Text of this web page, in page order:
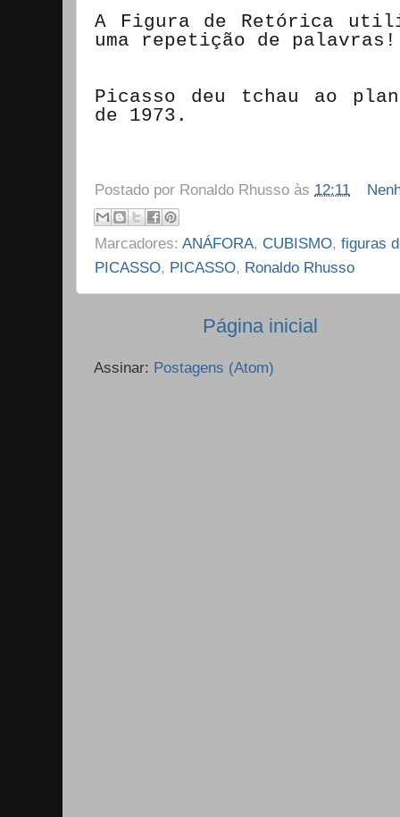
A Figura de Retórica
uma repetição de palavras!
Picasso deu tchau ao
de 1973.
Postado por Ronaldo Rhusso às 12:11
Marcadores: ANÁFORA, CUBISMO, figuras
PICASSO, PICASSO, Ronaldo Rhusso
Página inicial
Assinar: Postagens (Atom)